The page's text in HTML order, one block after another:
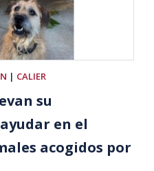
CALIER
su
en el
acogidos por